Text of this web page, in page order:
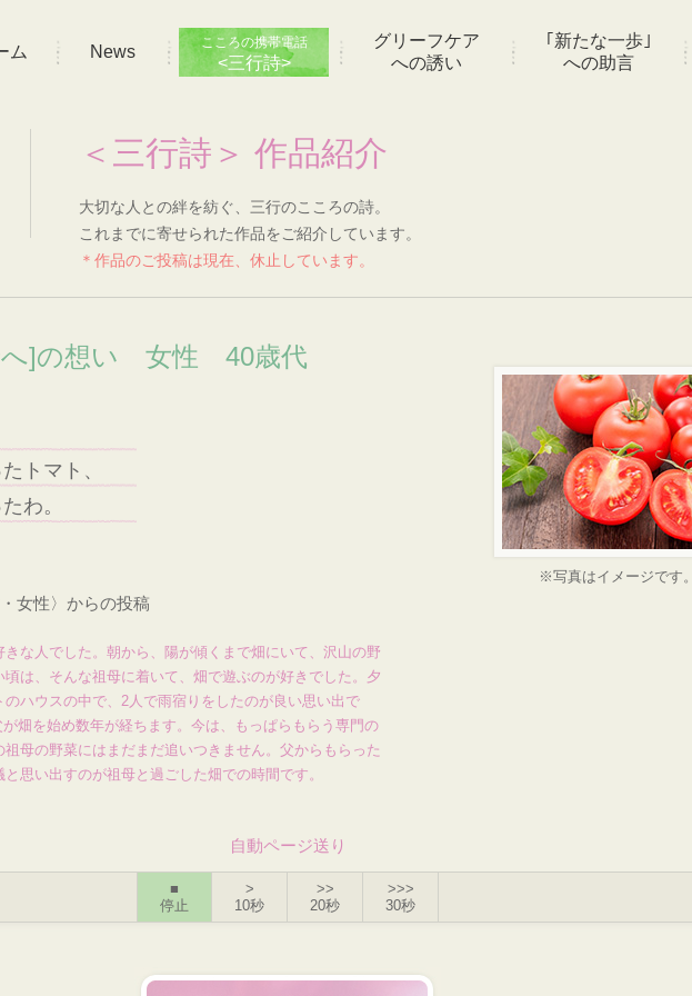
ム News こころの携帯電話
<三行詩>
グリーフケア
への誘い
｢新たな一歩｣
への助言
＜三行詩＞ 作品紹介
大切な人との絆を紡ぐ、三行のこころの詩。
これまでに寄せられた作品をご紹介しています。
＊作品のご投稿は現在、休止しています。
へ]の想い 女性 40歳代
トマト、
わ。
※写真はイメージです。
女性〉からの投稿
な人でした。朝から、陽が傾くまで畑にいて、沢山の野
は、そんな祖母に着いて、畑で遊ぶのが好きでした。夕
ハウスの中で、2人で雨宿りをしたのが良い思い出で
畑を始め数年が経ちます。今は、もっぱらもらう専門の
母の野菜にはまだまだ追いつきません。父からもらった
思い出すのが祖母と過ごした畑での時間です。
自動ページ送り
■
停止
>
10秒
>>
20秒
>>>
30秒